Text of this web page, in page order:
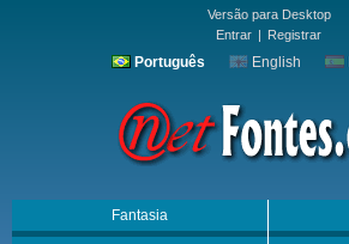
Versão para Desktop
Entrar | Registrar
Português English
Fantasia